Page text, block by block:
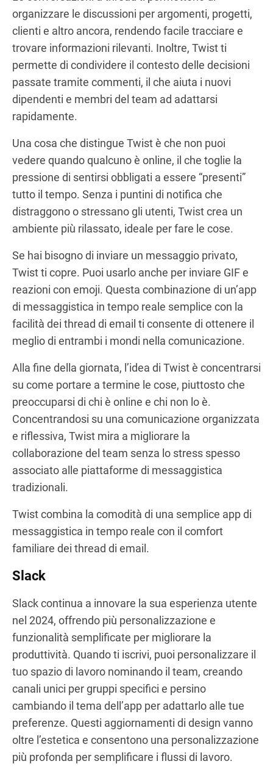
organizzare le discussioni per argomenti, progetti,
clienti e altro ancora, rendendo facile tracciare e
trovare informazioni rilevanti. Inoltre, Twist ti
permette di condividere il contesto delle decisioni
passate tramite commenti, il che aiuta i nuovi
dipendenti e membri del team ad adattarsi
rapidamente.
Una cosa che distingue Twist è che non puoi
vedere quando qualcuno è online, il che toglie la
pressione di sentirsi obbligati a essere “presenti”
tutto il tempo. Senza i puntini di notifica che
distraggono o stressano gli utenti, Twist crea un
ambiente più rilassato, ideale per fare le cose.
Se hai bisogno di inviare un messaggio privato,
Twist ti copre. Puoi usarlo anche per inviare GIF e
reazioni con emoji. Questa combinazione di un’app
di messaggistica in tempo reale semplice con la
facilità dei thread di email ti consente di ottenere il
meglio di entrambi i mondi nella comunicazione.
Alla fine della giornata, l’idea di Twist è concentrarsi
su come portare a termine le cose, piuttosto che
preoccuparsi di chi è online e chi non lo è.
Concentrandosi su una comunicazione organizzata
e riflessiva, Twist mira a migliorare la
collaborazione del team senza lo stress spesso
associato alle piattaforme di messaggistica
tradizionali.
Twist combina la comodità di una semplice app di
messaggistica in tempo reale con il comfort
familiare dei thread di email.
Slack
Slack continua a innovare la sua esperienza utente
nel 2024, offrendo più personalizzazione e
funzionalità semplificate per migliorare la
produttività. Quando ti iscrivi, puoi personalizzare il
tuo spazio di lavoro nominando il team, creando
canali unici per gruppi specifici e persino
cambiando il tema dell’app per adattarlo alle tue
preferenze. Questi aggiornamenti di design vanno
oltre l’estetica e consentono una personalizzazione
più profonda per semplificare i flussi di lavoro.